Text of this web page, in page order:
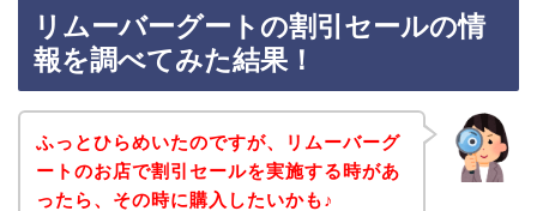
リムーバーグートの割引セールの情
報を調べてみた結果！
ふっとひらめいたのですが、リムーバーグ
ートのお店で割引セールを実施する時があ
ったら、その時に購入したいかも♪